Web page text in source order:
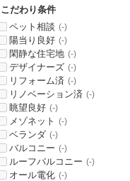
こだわり条件
ペット相談 (-)
陽当り良好 (-)
閑静な住宅地 (-)
デザイナーズ (-)
リフォーム済 (-)
リノベーション済 (-)
眺望良好 (-)
メゾネット (-)
ベランダ (-)
バルコニー (-)
ルーフバルコニー (-)
オール電化 (-)